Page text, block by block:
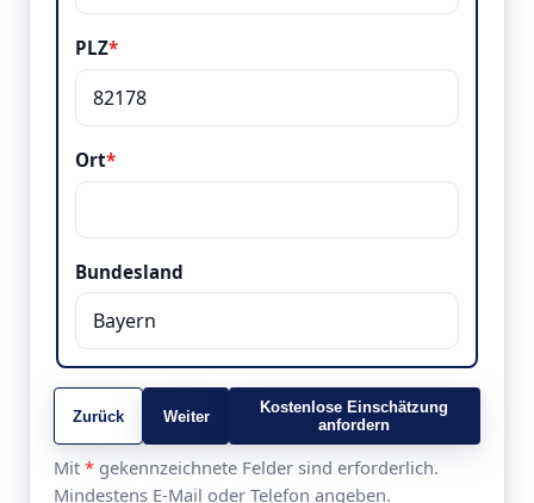
PLZ*
Ort*
Bundesland
Zurück Weiter
Kostenlose Einschätzung
anfordern
Mit * gekennzeichnete Felder sind erforderlich.
Mindestens E-Mail oder Telefon angeben.